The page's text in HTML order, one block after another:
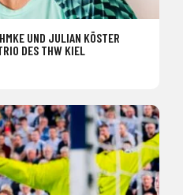
UND JULIAN KÖSTER
DES THW KIEL